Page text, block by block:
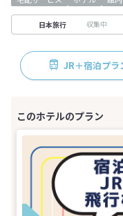
日本旅行 収集中
JR＋宿泊プラ